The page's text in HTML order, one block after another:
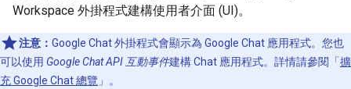
Workspace 外掛程式建構使用者介面 (UI)。
注意： Google Chat 外掛程式會顯示為 Google Chat 應用程式。您也
可以使用 Google Chat API 互動事件建構 Chat 應用程式。詳情請參閱「 擴
充 Google Chat 總覽 」。